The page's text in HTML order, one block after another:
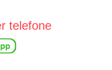
telefone